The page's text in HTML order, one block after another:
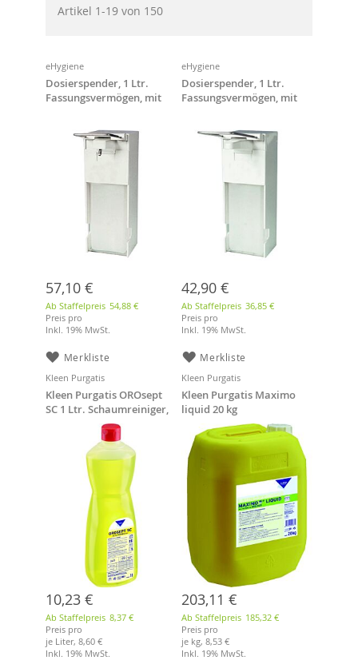
Artikel 1-19von 150
eHygiene
Dosierspender, 1 Ltr.
Fassungsvermögen, mit
57,10 €
Ab Staffelpreis 54,88 €
Preis pro
Inkl. 19% MwSt.
Merkliste
eHygiene
Dosierspender, 1 Ltr.
Fassungsvermögen, mit
42,90 €
Ab Staffelpreis 36,85 €
Preis pro
Inkl. 19% MwSt.
Merkliste
Kleen Purgatis
Kleen Purgatis OROsept
SC 1 Ltr. Schaumreiniger,
DVG-gelistet
10,23 €
Ab Staffelpreis 8,37 €
Preis pro
je Liter, 8,60 €
Inkl. 19% MwSt.
Kleen Purgatis
Kleen Purgatis Maximo
liquid 20 kg
Alleinwaschmittel
203,11 €
Ab Staffelpreis 185,32 €
Preis pro
je kg,8,53 €
Inkl. 19% MwSt.